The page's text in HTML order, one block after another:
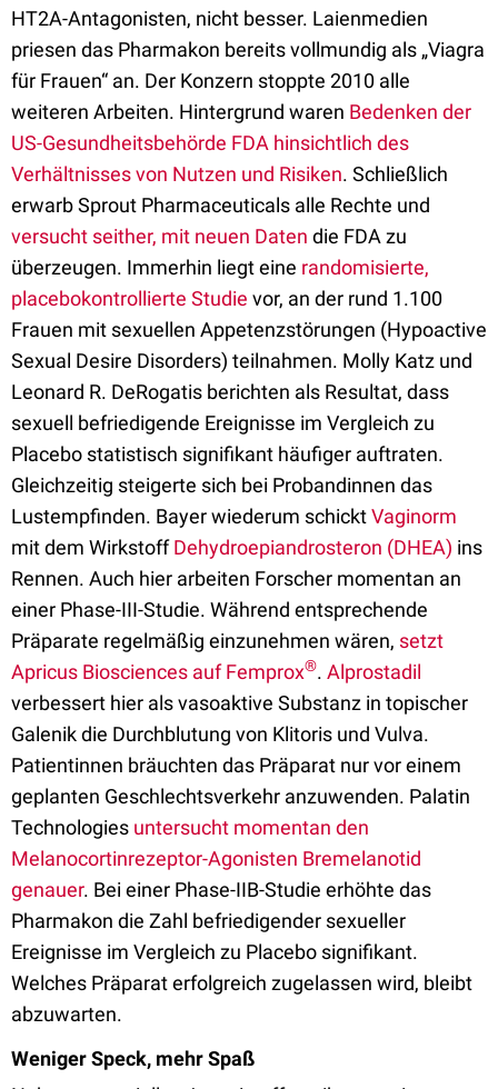
HT2A-Antagonisten, nicht besser. Laienmedien
priesen das Pharmakon bereits vollmundig als „Viagra
für Frauen“ an. Der Konzern stoppte 2010 alle
weiteren Arbeiten. Hintergrund waren Bedenken der
US-Gesundheitsbehörde FDA hinsichtlich des
Verhältnisses von Nutzen und Risiken. Schließlich
erwarb Sprout Pharmaceuticals alle Rechte und
versucht seither, mit neuen Daten die FDA zu
überzeugen. Immerhin liegt eine randomisierte,
placebokontrollierte Studie vor, an der rund 1.100
Frauen mit sexuellen Appetenzstörungen (Hypoactive
Sexual Desire Disorders) teilnahmen. Molly Katz und
Leonard R. DeRogatis berichten als Resultat, dass
sexuell befriedigende Ereignisse im Vergleich zu
Placebo statistisch signifikant häufiger auftraten.
Gleichzeitig steigerte sich bei Probandinnen das
Lustempfinden. Bayer wiederum schicktVaginorm
mit dem WirkstoffDehydroepiandrosteron (DHEA) ins
Rennen. Auch hier arbeiten Forscher momentan an
einer Phase-III-Studie. Während entsprechende
Präparate regelmäßig einzunehmen wären, setzt
Apricus Biosciences auf Femprox®. Alprostadil
verbessert hier als vasoaktive Substanz in topischer
Galenik die Durchblutung von Klitoris und Vulva.
Patientinnen bräuchten das Präparat nur vor einem
geplanten Geschlechtsverkehr anzuwenden. Palatin
Technologies untersucht momentan den
Melanocortinrezeptor-Agonisten Bremelanotid
genauer. Bei einer Phase-IIB-Studie erhöhte das
Pharmakon die Zahl befriedigender sexueller
Ereignisse im Vergleich zu Placebo signifikant.
Welches Präparat erfolgreich zugelassen wird, bleibt
abzuwarten.
Weniger Speck, mehr Spaß